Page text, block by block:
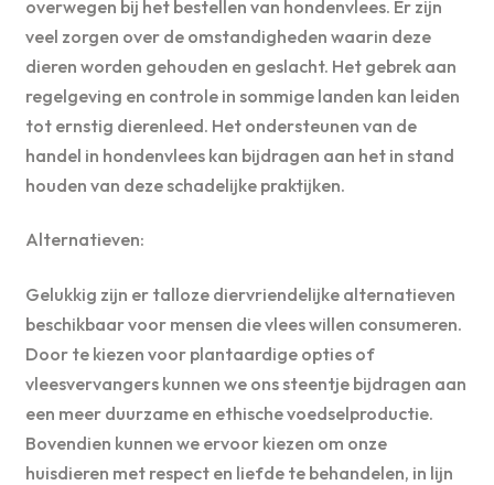
overwegen bij het bestellen van hondenvlees. Er zijn
veel zorgen over de omstandigheden waarin deze
dieren worden gehouden en geslacht. Het gebrek aan
regelgeving en controle in sommige landen kan leiden
tot ernstig dierenleed. Het ondersteunen van de
handel in hondenvlees kan bijdragen aan het in stand
houden van deze schadelijke praktijken.
Alternatieven:
Gelukkig zijn er talloze diervriendelijke alternatieven
beschikbaar voor mensen die vlees willen consumeren.
Door te kiezen voor plantaardige opties of
vleesvervangers kunnen we ons steentje bijdragen aan
een meer duurzame en ethische voedselproductie.
Bovendien kunnen we ervoor kiezen om onze
huisdieren met respect en liefde te behandelen, in lijn